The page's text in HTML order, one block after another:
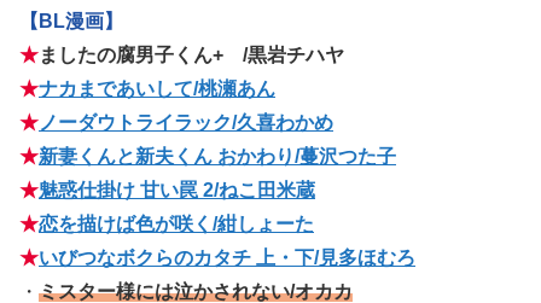
【BL漫画】
★ましたの腐男子くん+ /黒岩チハヤ
★ナカまであいして/桃瀬あん
★ ノーダウトライラック/久喜わかめ
★新妻くんと新夫くん おかわり/蔓沢つた子
★魅惑仕掛け 甘い罠 2/ねこ田米蔵
★恋を描けば色が咲く/紺しょーた
★いびつなボクらのカタチ 上・下/見多ほむろ
・ ミスター様には泣かされない/オカカ